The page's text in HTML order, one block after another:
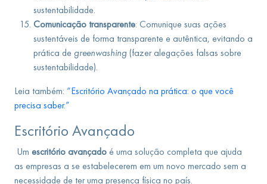
sustentabilidade.
Comunicação transparente: Comunique suas ações
sustentáveis de forma transparente e autêntica, evitando a
prática de greenwashing (fazer alegações falsas sobre
sustentabilidade).
Leia também: “Escritório Avançado na prática: o que você
precisa saber.”
Escritório Avançado
Um escritório avançado é uma solução completa que ajuda
as empresas a se estabelecerem em um novo mercado sem a
necessidade de ter uma presença física no país.